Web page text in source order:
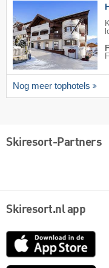
Nog meer tophotels
Skiresort-Partners
Skiresort.nl app
App